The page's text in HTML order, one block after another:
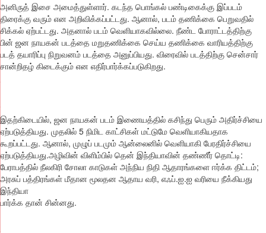
அனிருத் இசை அமைத்துள்ளார். கடந்த பொங்கல் பண்டிகைக்கு இப்படம்
திரைக்கு வரும் என அறிவிக்கப்பட்டது. ஆனால், படம் தணிக்கை பெறுவதில்
சிக்கல் ஏற்பட்டது. அதனால் படம் வெளியாகவில்லை. நீண்ட போராட்டத்திற்கு
பின் ஜன நாயகன் படத்தை மறுதணிக்கை செய்ய தணிக்கை வாரியத்திற்கு
படத் தயாரிப்பு நிறுவனம் படத்தை அனுப்பியது. விரைவில் படத்திற்கு சென்சார்
சான்றிதழ் கிடைக்கும் என எதிர்பார்க்கப்படுகிறது.
இதற்கிடையில், ஜன நாயகன் படம் இணையத்தில் கசிந்து பெரும் அதிர்ச்சியை
ஏற்படுத்தியது. முதலில் 5 நிமிட காட்சிகள் மட்டுமே வெளியாகியதாக
கூறப்பட்டது. ஆனால், முழுப் படமும் ஆன்லைனில் வெளியாகி பேரதிர்ச்சியை
ஏற்படுத்தியது.அழிவின் விளிம்பில் தென் இந்தியாவின் தண்ணீர் தொட்டி:
பேராபத்தில் நீலகிரி சோலா காடுகள் அந்நிய நிதி ஆதாரங்களை ஈர்க்க திட்டம்;
அரசுப் பத்திரங்கள் மீதான மூலதன ஆதாய வரி, எஃப்.ஐ.ஐ வரியை நீக்கியது
இந்தியா
பார்க்க தான் சின்னது.